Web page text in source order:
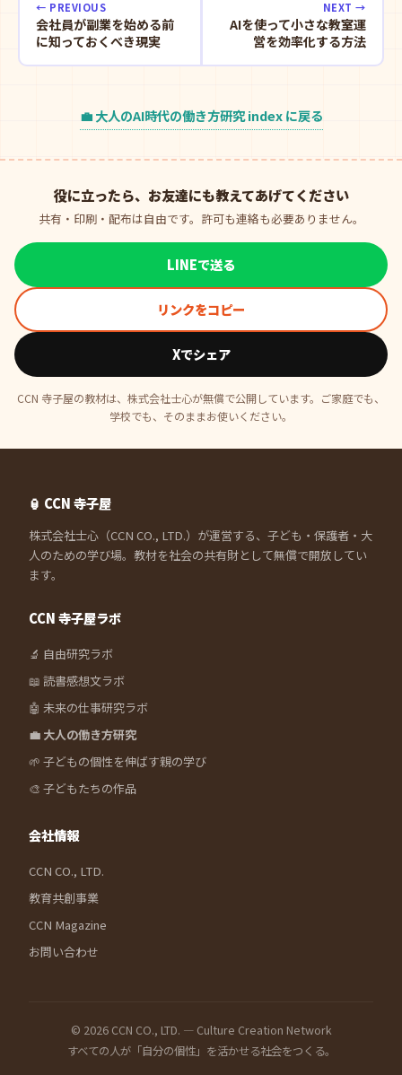
← PREVIOUS
会社員が副業を始める前
に知っておくべき現実
NEXT →
AIを使って小さな教室運
営を効率化する方法
💼 大人のAI時代の働き方研究 index に戻る
役に立ったら、お友達にも教えてあげてください
共有・印刷・配布は自由です。許可も連絡も必要ありません。
LINEで送る
リンクをコピー
Xでシェア
CCN 寺子屋の教材は、株式会社士心が無償で公開しています。ご家庭でも、
学校でも、そのままお使いください。
🏮 CCN 寺子屋
株式会社士心（CCN CO., LTD.）が運営する、子ども・保護者・大
人のための学び場。教材を社会の共有財として無償で開放してい
ます。
CCN 寺子屋ラボ
🔬 自由研究ラボ
📖 読書感想文ラボ
🤖 未来の仕事研究ラボ
💼 大人の働き方研究
🌱 子どもの個性を伸ばす親の学び
🎨 子どもたちの作品
会社情報
CCN CO., LTD.
教育共創事業
CCN Magazine
お問い合わせ
© 2026 CCN CO., LTD. — Culture Creation Network
すべての人が「自分の個性」を活かせる社会をつくる。